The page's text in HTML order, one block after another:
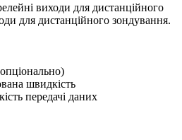
виходи для дистанційного
для дистанційного зондування.
швидкість
передачі даних